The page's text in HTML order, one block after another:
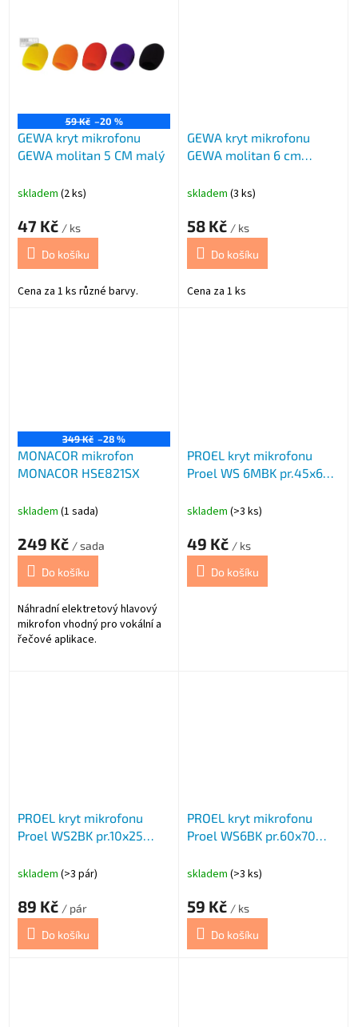
59 Kč –20 %
GEWA kryt mikrofonu
GEWA molitan 5 CM malý
skladem (2 ks)
47 Kč / ks
Do košíku
Cena za 1 ks různé barvy.
GEWA kryt mikrofonu
GEWA molitan 6 cm
skladem (3 ks)
58 Kč / ks
Do košíku
Cena za 1 ks
349 Kč –28 %
MONACOR mikrofon
MONACOR HSE821SX
skladem (1 sada)
249 Kč / sada
Do košíku
Náhradní elektretový hlavový
mikrofon vhodný pro vokální a
řečové aplikace.
PROEL kryt mikrofonu
Proel WS 6MBK pr.45x65
skladem (>3 ks)
49 Kč / ks
Do košíku
PROEL kryt mikrofonu
Proel WS2BK pr.10x25
skladem (>3 pár)
89 Kč / pár
Do košíku
PROEL kryt mikrofonu
Proel WS6BK pr.60x70
skladem (>3 ks)
59 Kč / ks
Do košíku